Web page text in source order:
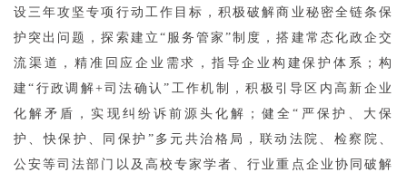
设三年攻坚专项行动工作目标，积极破解商业秘密全链条保
护突出问题，探索建立“服务管家”制度，搭建常态化政企交
流渠道，精准回应企业需求，指导企业构建保护体系；构
建“行政调解+司法确认”工作机制，积极引导区内高新企业
化解矛盾，实现纠纷诉前源头化解；健全“严保护、大保
护、快保护、同保护”多元共治格局，联动法院、检察院、
公安等司法部门以及高校专家学者、行业重点企业协同破解